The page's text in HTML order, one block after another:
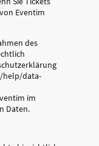
Eventim
des
help/data-
im
Daten.